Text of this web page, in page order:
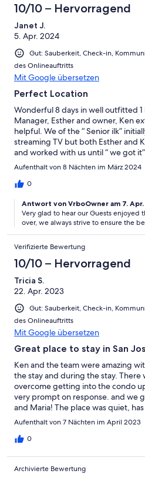
10/10 – Hervorragend
Janet J.
5. Apr. 2024
Gut: Sauberkeit, Check-in,
des Onlineauftritts
Mit Google übersetzen
Perfect Location
Wonderful 8 days in well outfitted
Manager, Esther and owner, Ken
helpful. We of the “ Senior ilk”
streaming TV but both Esther and
and worked with us until “ we got
and truthfully I was usually the only
Beach on Sea of Cortez just an easy
Aufenthalt von 8 Nächten im März 2024
0
Antwort von VrboOwner am 7.
Very glad to hear our Guests enjoyed
over, we always strive to ensure the
Verifizierte Bewertung
10/10 – Hervorragend
Tricia S.
22. Apr. 2023
Gut: Sauberkeit, Check-in,
des Onlineauftritts
Mit Google übersetzen
Great place to stay in San
Ken and the team were amazing
the stay and during the stay. There
overcome getting into the condo
very prompt on response. and we
and Maria! The place was quiet,
a longer stay. It was close to
and a short walk to downtown to
culture of San Jose del Cabo. If you
us, it was the perfect experience
Aufenthalt von 7 Nächten im April 2023
0
Archivierte Bewertung